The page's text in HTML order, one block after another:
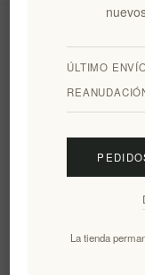
Suscribirse
ÚLTIMO
La tienda